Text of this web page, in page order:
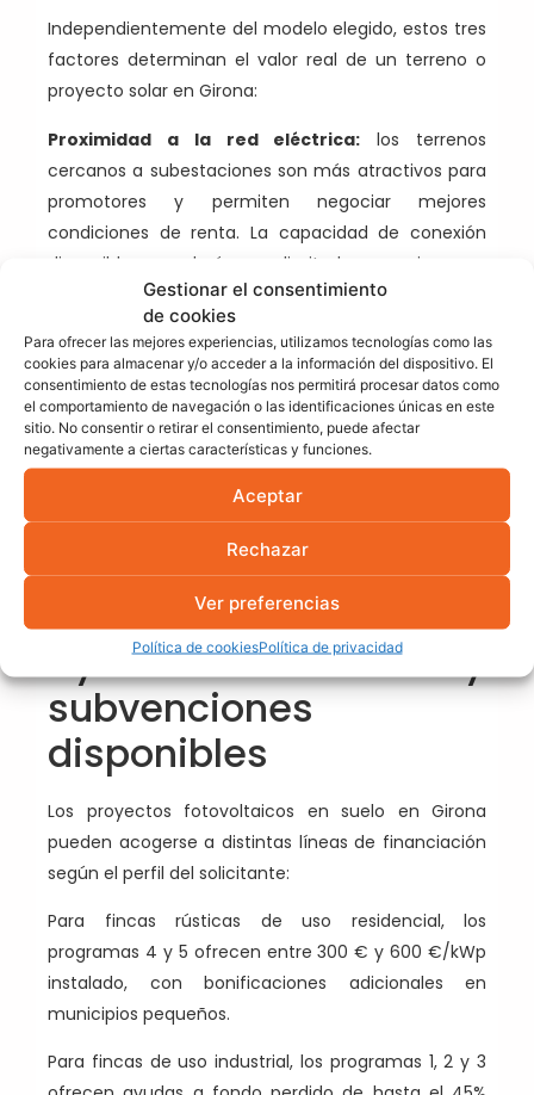
Gestionar el consentimiento
de cookies
Para ofrecer las mejores experiencias, utilizamos tecnologías como las
cookies para almacenar y/o acceder a la información del dispositivo. El
consentimiento de estas tecnologías nos permitirá procesar datos como
el comportamiento de navegación o las identificaciones únicas en este
sitio. No consentir o retirar el consentimiento, puede afectar
negativamente a ciertas características y funciones.
Aceptar
Rechazar
Ver preferencias
Política de cookiesPolítica de privacidad
Independientemente del modelo elegido, estos tres
factores determinan el valor real de un terreno o
proyecto solar en Girona:
Proximidad a la red eléctrica: los terrenos
cercanos a subestaciones son más atractivos para
promotores y permiten negociar mejores
condiciones de renta. La capacidad de conexión
disponible en cada área es limitada y se asigna por
Tipo de suelo:suelo rústico o industrial sin
limitaciones urbanísticas facilita el desarrollo y
agiliza los permisos. Las restricciones de uso del
suelo pueden bloquear o encarecer
significativamente un proyecto.
mantenimiento reduce costes operativos y
aumenta el atractivo del terreno para los
Ayudas y
subvenciones
disponibles
Los proyectos fotovoltaicos en suelo en Girona
pueden acogerse a distintas líneas de financiación
según el perfil del solicitante:
Para fincas rústicas de uso residencial, los
programas 4 y 5 ofrecen entre 300 € y 600 €/kWp
instalado, con bonificaciones adicionales en
municipios pequeños.
Para fincas de uso industrial, los programas 1, 2 y 3